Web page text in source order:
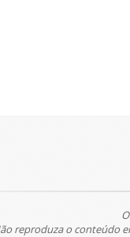
reproduza o conteúdo